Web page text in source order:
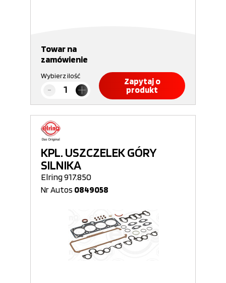
Towar na
zamówienie
Wybierz ilość
Zapytaj o
produkt
KPL. USZCZELEK GÓRY
SILNIKA
Elring 917.850
Nr Autos 0849058